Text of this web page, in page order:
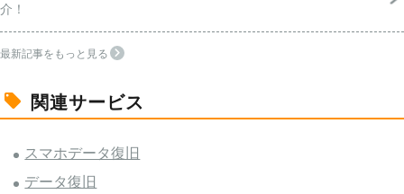
介！
最新記事をもっと見る
関連サービス
スマホデータ復旧
データ復旧